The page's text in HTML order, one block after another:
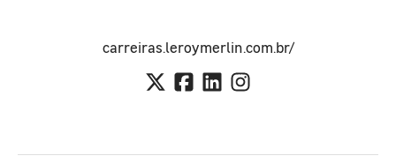
carreiras.leroymerlin.com.br/